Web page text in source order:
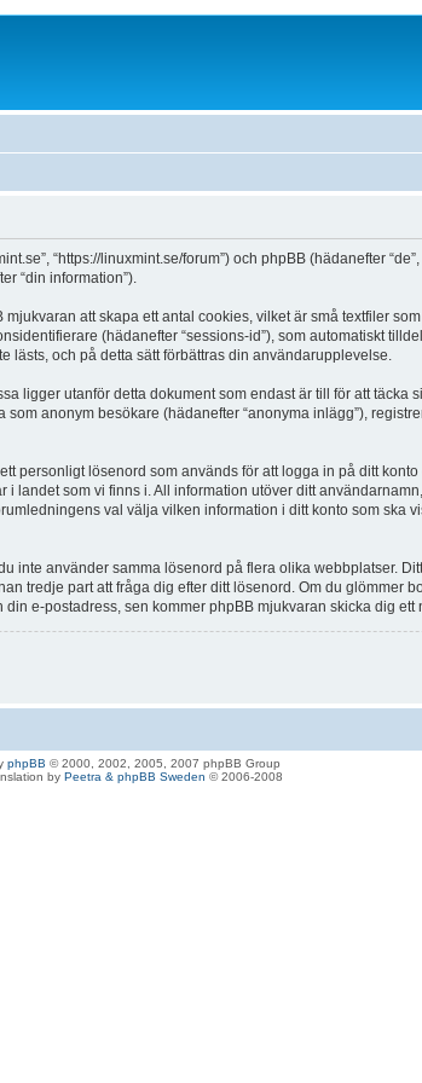
“https://linuxmint.se/forum”) och phpBB (hädanefter “de”,
“din information”).
att skapa ett antal cookies, vilket är små textfiler
(hädanefter “sessions-id”), som automatiskt
lästs, och på detta sätt förbättras din användarupplevelse.
ligger utanför detta dokument som endast är till för att
anonym besökare (hädanefter “anonyma inlägg”),
personligt lösenord som används för att logga in på ditt
landet som vi finns i. All information utöver ditt
val välja vilken information i ditt konto som ska
inte använder samma lösenord på flera olika webbplatser.
tredje part att fråga dig efter ditt lösenord. Om du glömmer
e-postadress, sen kommer phpBB mjukvaran skicka dig ett
phpBB © 2000, 2002, 2005, 2007 phpBB Group
by Peetra & phpBB Sweden © 2006-2008